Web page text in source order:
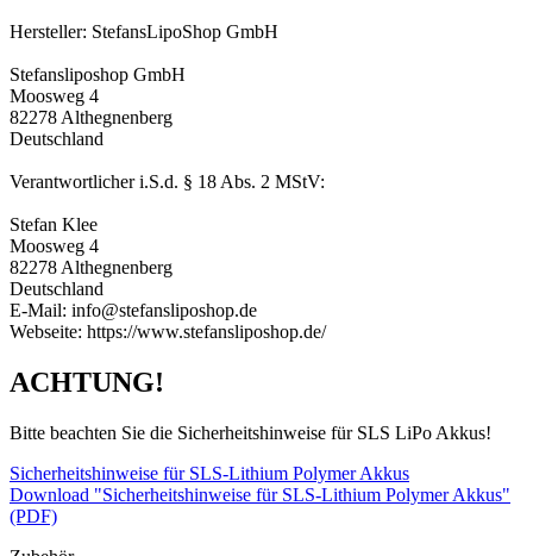
Hersteller: StefansLipoShop GmbH
Stefansliposhop GmbH
Moosweg 4
82278 Althegnenberg
Deutschland
Verantwortlicher i.S.d. § 18 Abs. 2 MStV:
Stefan Klee
Moosweg 4
82278 Althegnenberg
Deutschland
E-Mail: info@stefansliposhop.de
Webseite: https://www.stefansliposhop.de/
ACHTUNG!
Bitte beachten Sie die Sicherheitshinweise für SLS LiPo Akkus!
Sicherheitshinweise für SLS-Lithium Polymer Akkus
Download "Sicherheitshinweise für SLS-Lithium Polymer Akkus"
(PDF)